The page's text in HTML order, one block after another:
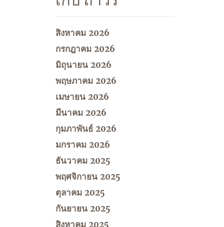
สิงหาคม 2026
กรกฎาคม 2026
มิถุนายน 2026
พฤษภาคม 2026
เมษายน 2026
มีนาคม 2026
กุมภาพันธ์ 2026
มกราคม 2026
ธันวาคม 2025
พฤศจิกายน 2025
ตุลาคม 2025
กันยายน 2025
สิงหาคม 2025